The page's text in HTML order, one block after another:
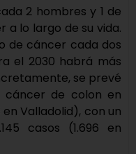
2 hombres y 1 de
a lo largo de su vida.
de cáncer cada dos
el 2030 habrá más
se prevé
cáncer de colon en
Valladolid), con un
casos (1.696 en